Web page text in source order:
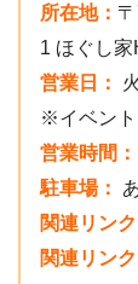
所在地：
1 ほぐし
営業日：
※イベント
営業時間：
駐車場：
関連リンク
関連リンク